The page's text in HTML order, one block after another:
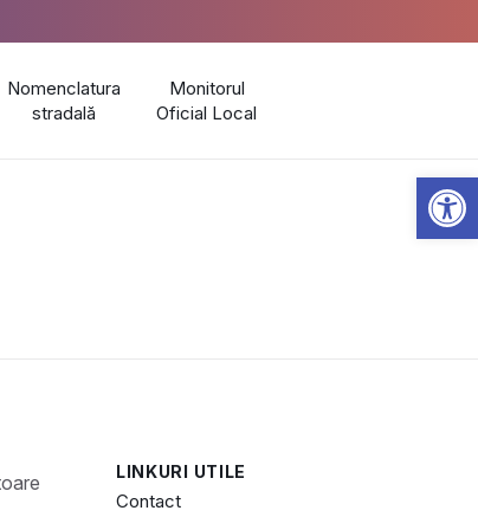
Nomenclatura
stradală
Monitorul
Oficial Local
LINKURI UTILE
Contact